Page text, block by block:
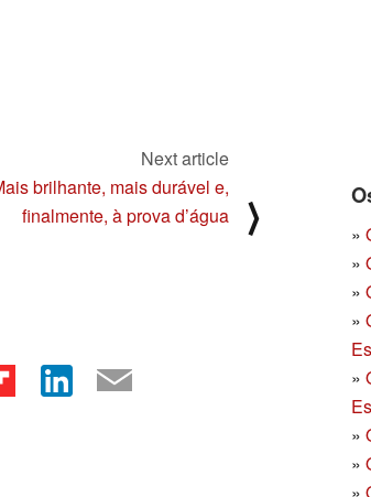
»
»
»
»
»
»
»
Next article
brilhante, mais durável e,
finalmente, à prova d’água
⟩